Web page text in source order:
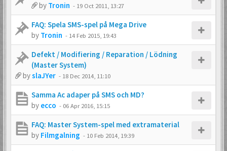
by Tronin - 19 Oct 2011, 13:27
FAQ: Spela SMS-spel på Mega Drive
by Tronin - 14 Feb 2015, 19:43
Defekt / Modifiering / Reparation / Lödning
(Master System)
byslaJYer - 18 Dec 2014, 11:10
Samma Ac adaper på SMS och MD?
by ecco - 06 Apr 2016, 15:15
FAQ: Master System-spel med extramaterial
by Filmgalning - 10 Feb 2014, 19:39